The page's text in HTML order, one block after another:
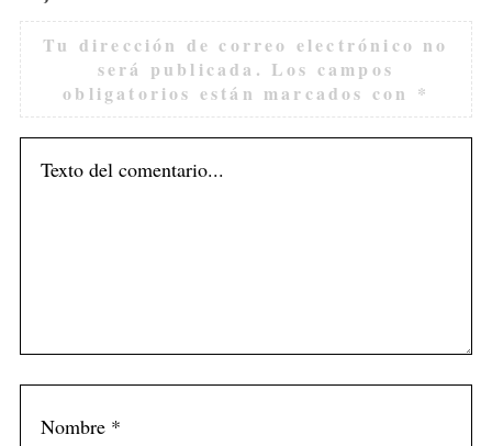
Tu dirección de correo electrónico no
será publicada. Los campos
obligatorios están marcados con *